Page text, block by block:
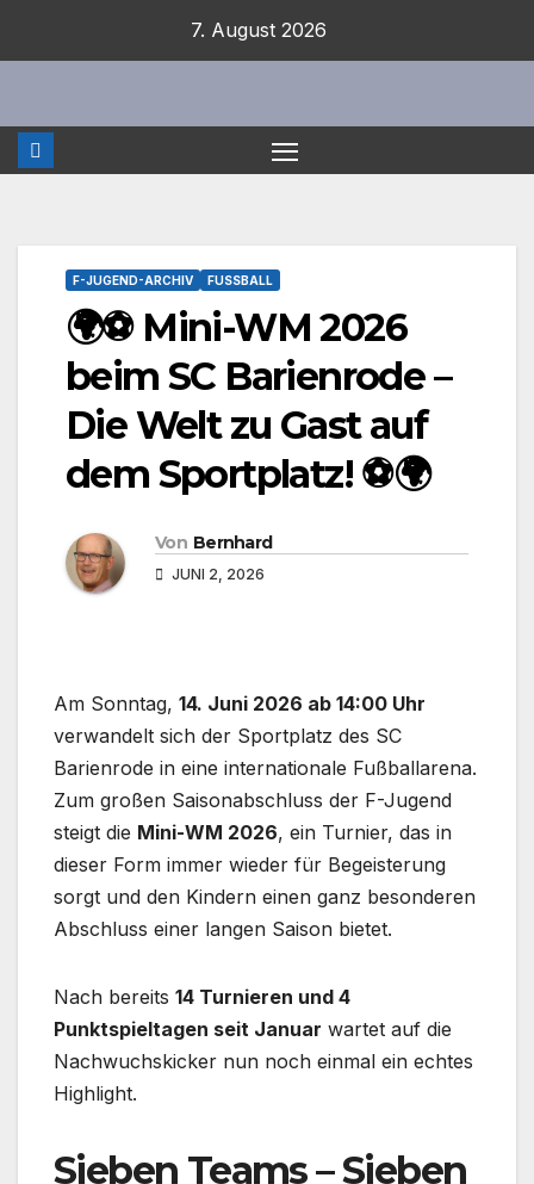
7. August 2026
F-JUGEND-ARCHIV FUSSBALL
🌍⚽ Mini-WM 2026
beim SC Barienrode –
Die Welt zu Gast auf
dem Sportplatz! ⚽🌍
Von Bernhard
JUNI 2, 2026
Am Sonntag, 14. Juni 2026 ab 14:00 Uhr
verwandelt sich der Sportplatz des SC
Barienrode in eine internationale Fußballarena.
Zum großen Saisonabschluss der F-Jugend
steigt die Mini-WM 2026, ein Turnier, das in
dieser Form immer wieder für Begeisterung
sorgt und den Kindern einen ganz besonderen
Abschluss einer langen Saison bietet.
Nach bereits 14 Turnieren und 4
Punktspieltagen seit Januar wartet auf die
Nachwuchskicker nun noch einmal ein echtes
Highlight.
Sieben Teams – Sieben